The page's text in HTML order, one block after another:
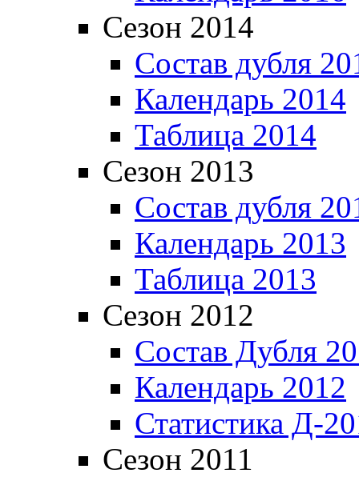
Сезон 2014
Состав дубля
Календарь 2014
Таблица 2014
Сезон 2013
Состав дубля
Календарь 2013
Таблица 2013
Сезон 2012
Состав Дубля
Календарь 2012
Статистика Д-
Сезон 2011